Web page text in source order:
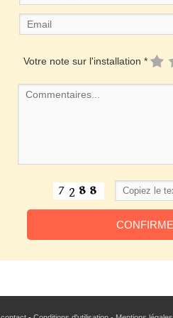
Votre note sur l'installation *